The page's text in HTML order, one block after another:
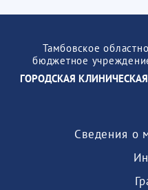
Тамбовское
бюджетное
«ГОРОДСКАЯ
Сведения о